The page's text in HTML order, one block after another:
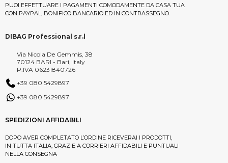
PUOI EFFETTUARE I PAGAMENTI COMODAMENTE DA CASA TUA
CON PAYPAL, BONIFICO BANCARIO ED IN CONTRASSEGNO.
DIBAG Professional s.r.l
Via Nicola De Gemmis, 38
70124 BARI - Bari, Italy
P.IVA 06231840726
+39 080 5429897
+39 080 5429897
SPEDIZIONI AFFIDABILI
DOPO AVER COMPLETATO L’ORDINE RICEVERAI I PRODOTTI,
IN TUTTA ITALIA, GRAZIE A CORRIERI AFFIDABILI E PUNTUALI
NELLA CONSEGNA